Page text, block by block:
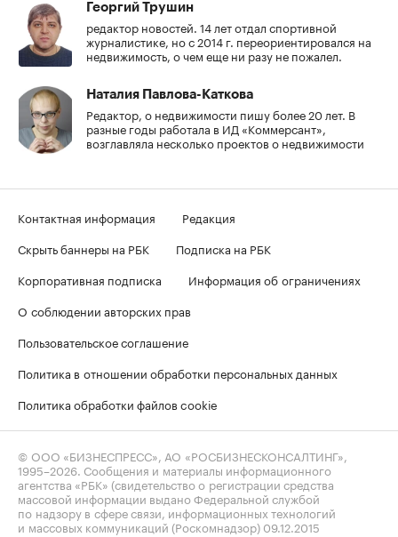
Георгий Трушин
редактор новостей. 14 лет отдал спортивной
журналистике, но с 2014 г. переориентировался на
недвижимость, о чем еще ни разу не пожалел.
Наталия Павлова-Каткова
Редактор, о недвижимости пишу более 20 лет. В
разные годы работала в ИД «Коммерсант»,
возглавляла несколько проектов о недвижимости
Контактная информация
Редакция
Скрыть баннеры на РБК
Подписка на РБК
Корпоративная подписка
Информация об ограничениях
О соблюдении авторских прав
Пользовательское соглашение
Политика в отношении обработки персональных данных
Политика обработки файлов cookie
© ООО «БИЗНЕСПРЕСС», АО «РОСБИЗНЕСКОНСАЛТИНГ»,
1995–2026. Сообщения и материалы информационного
агентства «РБК» (свидетельство о регистрации средства
массовой информации выдано Федеральной службой
по надзору в сфере связи, информационных технологий
и массовых коммуникаций (Роскомнадзор) 09.12.2015